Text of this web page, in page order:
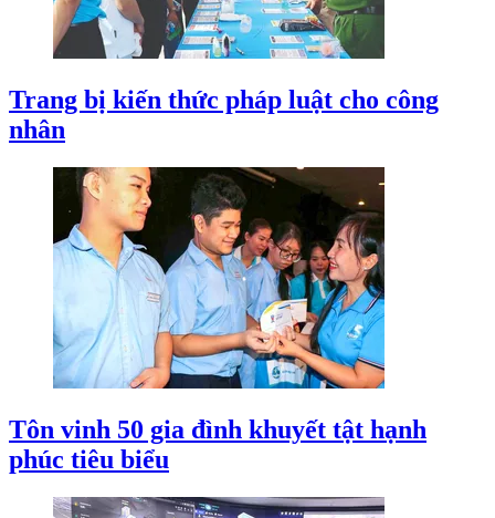
Trang bị kiến thức pháp luật cho công
nhân
Tôn vinh 50 gia đình khuyết tật hạnh
phúc tiêu biểu